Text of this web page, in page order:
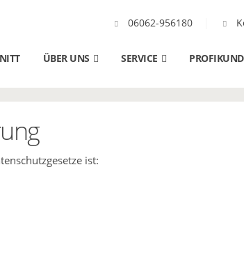
06062-956180
ÜBER UNS SERVICE
ist: